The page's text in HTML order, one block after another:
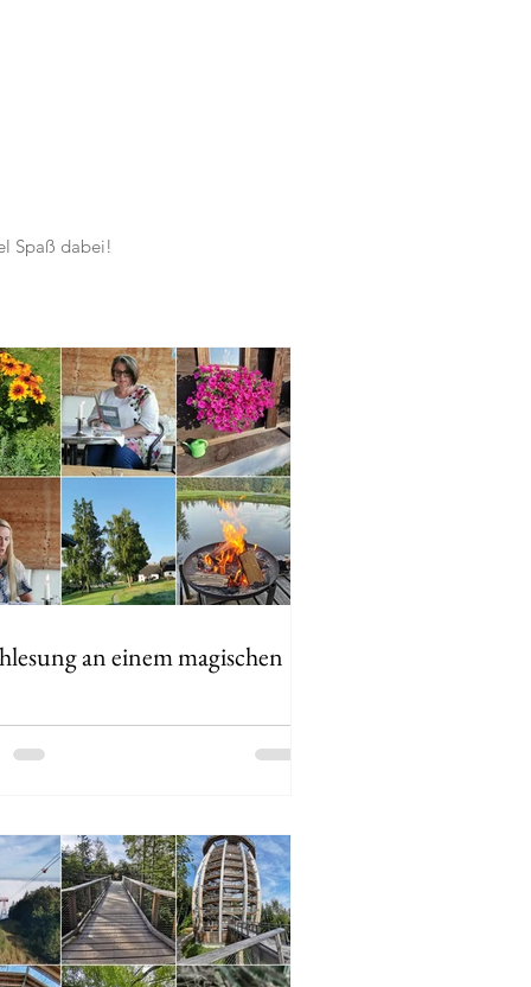
Spaß dabei!
an einem magischen